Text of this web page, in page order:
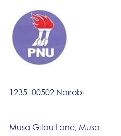
1235- 00502 Nairobi
Musa Gitau Lane, Musa